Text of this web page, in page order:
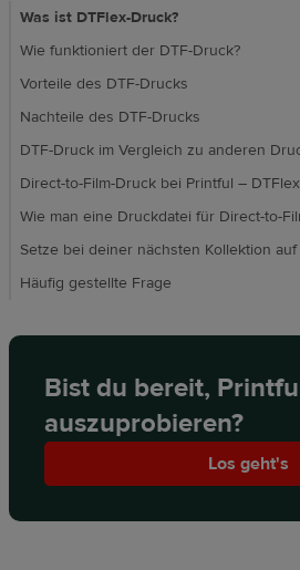
Was ist DTFlex-Druck?
Wie funktioniert der DTF-Druck?
Vorteile des DTF-Drucks
Nachteile des DTF-Drucks
DTF-Druck im Vergleich zu anderen
Direct-to-Film-Druck bei Printful – DTFlex
Wie man eine Druckdatei für Direct-to-
Setze bei deiner nächsten Kollektion
Häufig gestellte Frage
Bist du bereit,
auszuprobieren?
Los geht's